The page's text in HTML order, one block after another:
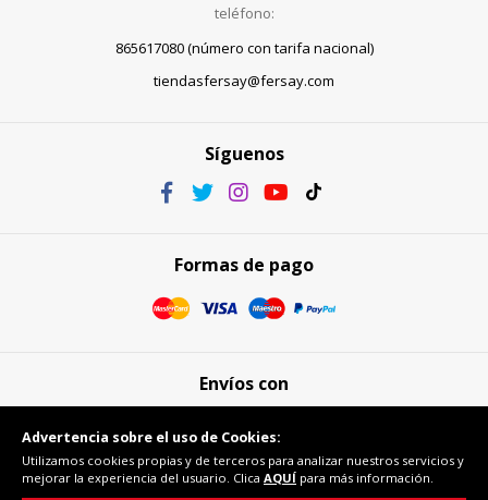
teléfono:
865617080 (número con tarifa nacional)
tiendasfersay@fersay.com
Síguenos
Formas de pago
Envíos con
Advertencia sobre el uso de Cookies:
Utilizamos cookies propias y de terceros para analizar nuestros servicios y
mejorar la experiencia del usuario. Clica AQUÍ para más información.